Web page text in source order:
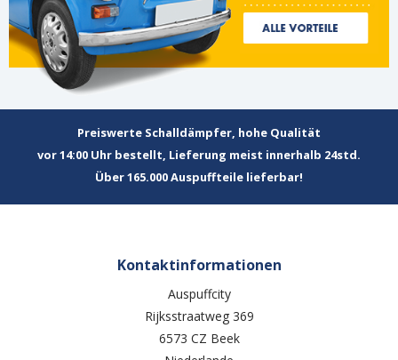
Preiswerte Schalldämpfer, hohe Qualität
vor 14:00 Uhr bestellt, Lieferung meist innerhalb 24std.
Über 165.000 Auspuffteile lieferbar!
Kontaktinformationen
Auspuffcity
Rijksstraatweg 369
6573 CZ Beek